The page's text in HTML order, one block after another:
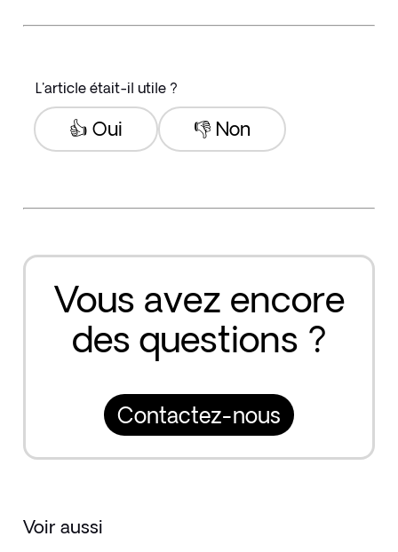
L'article était-il utile ?
👎 Non
👍 Oui
Vous avez encore
des questions ?
Contactez-nous
Voir aussi